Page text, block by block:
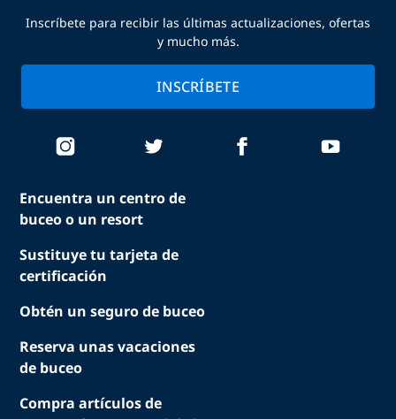
Encuentra un centro de
buceo o un resort
Sustituye tu tarjeta de
certificación
Obtén un seguro de buceo
Reserva unas vacaciones
de buceo
Compra artículos de
Inscríbete para recibir las últimas actualizaciones, ofertas
y mucho más.
INSCRÍBETE